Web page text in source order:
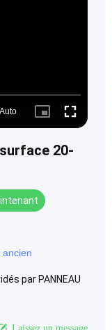
Auto
Picture- Fullscreen
20-
ancien
par PANNEAU
Laissez un message